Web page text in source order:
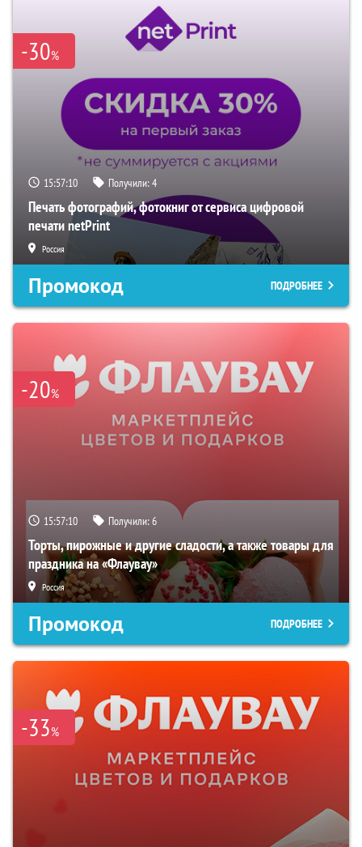
-30%
15:57:09 Получили:4
Печать фотографий, фотокниг от сервиса цифровой
печати netPrint
Россия
Промокод ПОДРОБНЕЕ
-20%
15:57:09 Получили:6
Торты, пирожные и другие сладости, а также товары для
праздника на «Флаувау»
Россия
Промокод ПОДРОБНЕЕ
-33%